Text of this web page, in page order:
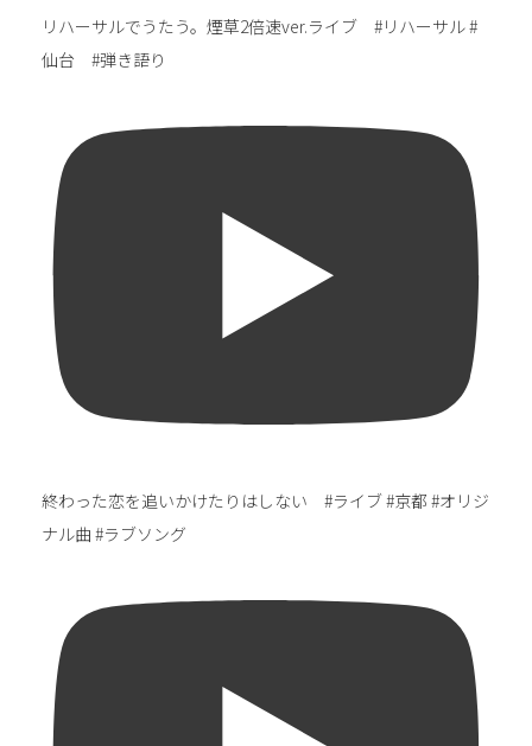
リハーサルでうたう。煙草2倍速ver.ライブ #リハーサル #
仙台 #弾き語り
終わった恋を追いかけたりはしない #ライブ #京都 #オリジ
ナル曲 #ラブソング